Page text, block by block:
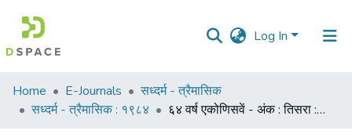
Log In
Communities
&
Home E-Journals
सध्दर्म - त्रैमासिक
सध्दर्म - त्रैमासिक : १९८४
६४ वर्ष एकोणिसवें - अंक : तिसरा : ऑक्टोबर १९८४